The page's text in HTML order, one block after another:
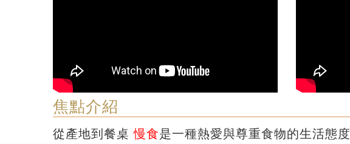
焦點介紹
從產地到餐桌慢食是一種熱愛與尊重食物的生活態度